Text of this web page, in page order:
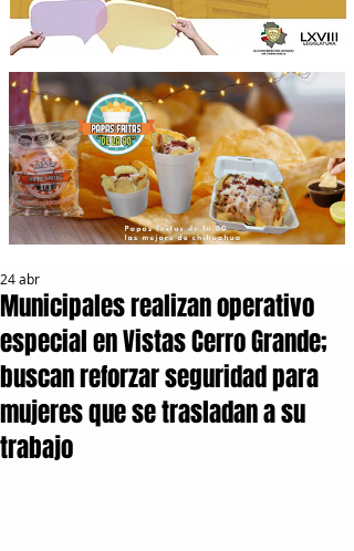
Municipales realizan operativo
especial en Vistas Cerro Grande;
buscan reforzar seguridad para
mujeres que se trasladan a su
trabajo
24 abr